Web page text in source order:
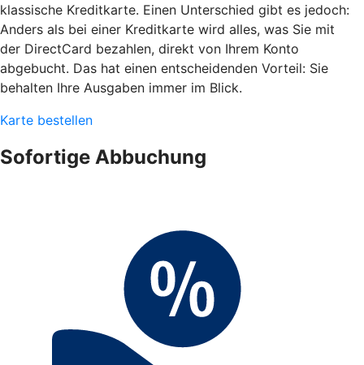
klassische Kreditkarte. Einen Unterschied gibt es jedoch:
Anders als bei einer Kreditkarte wird alles, was Sie mit
der DirectCard bezahlen, direkt von Ihrem Konto
abgebucht. Das hat einen entscheidenden Vorteil: Sie
behalten Ihre Ausgaben immer im Blick.
Karte bestellen
Sofortige Abbuchung